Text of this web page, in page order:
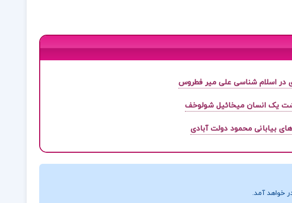
در اسلام شناسی علی میر فطروس
یک انسان میخائیل شولوخف
بیابانی محمود دولت آبادی
خواهد آمد.